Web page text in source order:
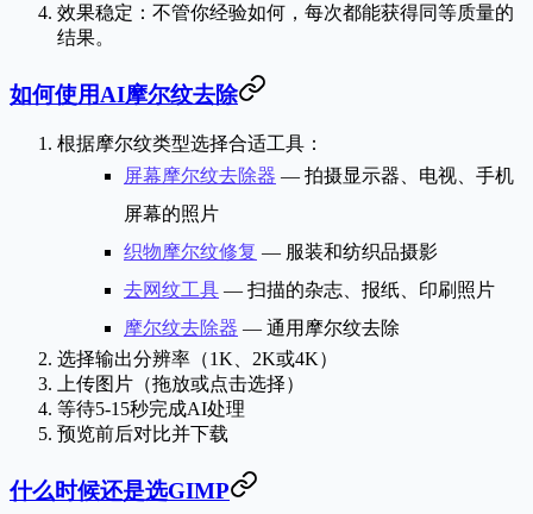
效果稳定 ：不管你经验如何，每次都能获得同等质量的
结果。
如何使用AI摩尔纹去除
根据摩尔纹类型选择合适工具：
屏幕摩尔纹去除器 — 拍摄显示器、电视、手机
屏幕的照片
织物摩尔纹修复 — 服装和纺织品摄影
去网纹工具 — 扫描的杂志、报纸、印刷照片
摩尔纹去除器 — 通用摩尔纹去除
选择输出分辨率（1K、2K或4K）
上传图片（拖放或点击选择）
等待5-15秒完成AI处理
预览前后对比并下载
什么时候还是选GIMP